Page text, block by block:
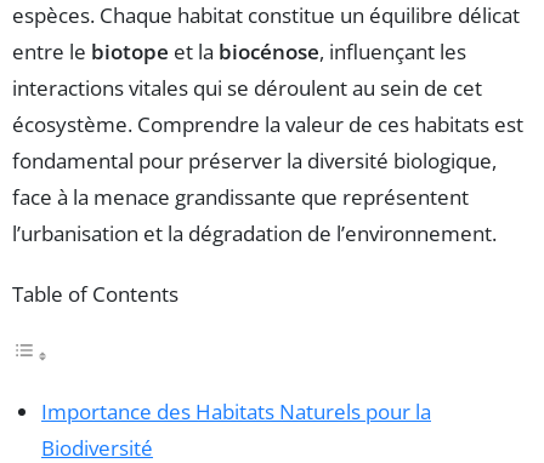
espèces. Chaque habitat constitue un équilibre délicat
entre le biotope et la biocénose, influençant les
interactions vitales qui se déroulent au sein de cet
écosystème. Comprendre la valeur de ces habitats est
fondamental pour préserver la diversité biologique,
face à la menace grandissante que représentent
l’urbanisation et la dégradation de l’environnement.
Table of Contents
Importance des Habitats Naturels pour la
Biodiversité